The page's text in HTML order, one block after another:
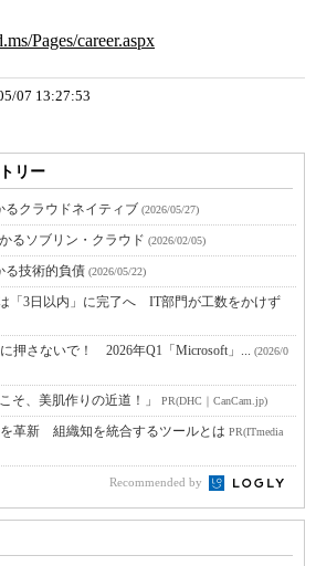
Pages/career.aspx
07 13:27:53
リー
るクラウドネイティブ (2026/05/27)
るソブリン・クラウド (2026/02/05)
る技術的負債 (2026/05/22)
「3日以内」に完了へ IT部門が工数をかけず
に押さないで！ 2026年Q1「Microsoft」... (2026/0
そ、美肌作りの近道！」 PR(DHC｜CanCam.jp)
革新 組織知を統合するツールとは PR(ITmedia
Recommended by